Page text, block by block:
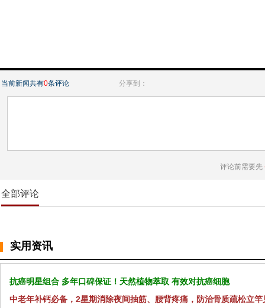
当前新闻共有0条评论 分享到：
评论前需要先
全部评论
实用资讯
抗癌明星组合 多年口碑保证！天然植物萃取 有效对抗癌细胞
中老年补钙必备，2星期消除夜间抽筋、腰背疼痛，防治骨质疏松立竿